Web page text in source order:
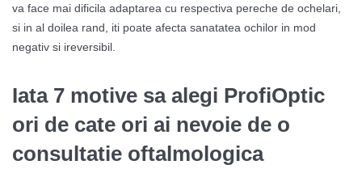
va face mai dificila adaptarea cu respectiva pereche de ochelari,
si in al doilea rand, iti poate afecta sanatatea ochilor in mod
negativ si ireversibil.
Iata 7 motive sa alegi ProfiOptic
ori de cate ori ai nevoie de o
consultatie oftalmologica